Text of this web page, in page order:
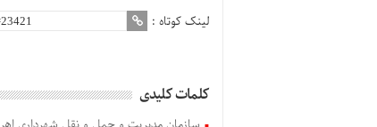
لینک کوتاه :
کلمات کلیدی